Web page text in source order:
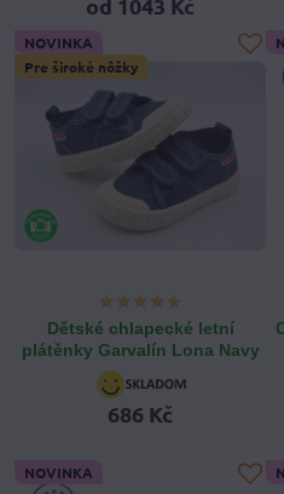
NOVINKA
Pre široké nôžky
Dětské chlapecké letní
plátěnky Garvalín Lona Navy
686 Kč
NOVINKA